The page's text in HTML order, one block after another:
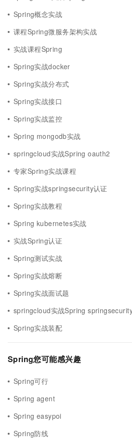
Spring概念实战
课程Spring微服务架构实战
实战课程Spring
Spring实战docker
Spring实战分布式
Spring实战接口
Spring实战监控
Spring mongodb实战
springcloud实战Spring oauth2
专家Spring实战课程
Spring实战springsecurity认证
Spring实战教程
Spring kubernetes实战
实战Spring认证
Spring测试实战
Spring实战熔断
Spring实战面试题
springcloud实战Spring
Spring实战装配
Spring您可能感兴趣
Spring可行
Spring agent
Spring easypoi
Spring防线